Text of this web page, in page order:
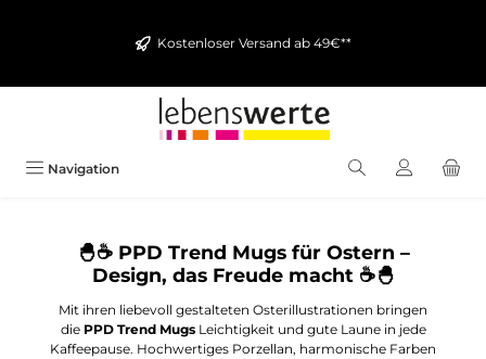
Kostenloser Versand ab 49€**
Navigation
🐣☕ PPD Trend Mugs für Ostern –
Design, das Freude macht ☕🐣
Mit ihren liebevoll gestalteten Osterillustrationen bringen
die PPD Trend Mugs Leichtigkeit und gute Laune in jede
Kaffeepause. Hochwertiges Porzellan, harmonische Farben